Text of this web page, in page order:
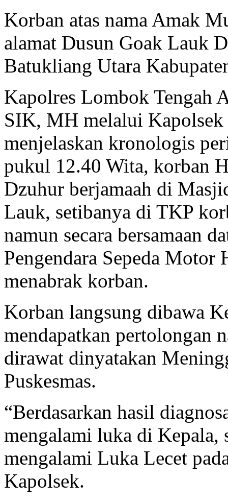
Korban atas nama Amak
alamat Dusun Goak Lauk
Batukliang Utara
Kapolres Lombok Tengah
SIK, MH melalui
menjelaskan kronologis
pukul 12.40 Wita, korban
Dzuhur berjamaah di
Lauk, setibanya di TKP
namun secara bersamaan
Pengendara Sepeda Motor
menabrak korban.
Korban langsung dibawa
mendapatkan pertolongan
dirawat dinyatakan
Puskesmas.
“Berdasarkan hasil
mengalami luka di Kepala,
mengalami Luka Lecet
Kapolsek.